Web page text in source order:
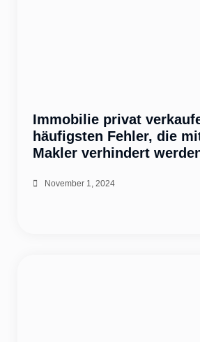
Immobilie privat
häufigsten Fehler, die
Makler verhindert
November 1, 2024